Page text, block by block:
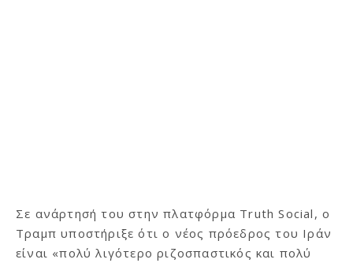
Σε ανάρτησή του στην πλατφόρμα Truth Social, ο
Τραμπ υποστήριξε ότι ο νέος πρόεδρος του Ιράν
είναι «πολύ λιγότερο ριζοσπαστικός και πολύ